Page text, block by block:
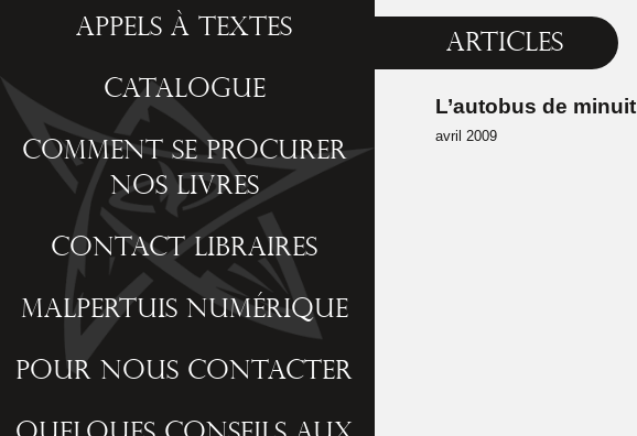
Appels à textes
Catalogue
Comment se procurer
nos livres
Contact libraires
Malpertuis numérique
Pour nous contacter
Articles
L’autobus de minuit
avril 2009